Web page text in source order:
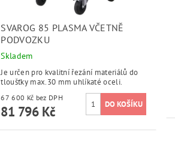
SVAROG 85 PLASMA VČETNĚ
PODVOZKU
Skladem
Je určen pro kvalitní řezání materiálů do
tloušťky max.30 mm uhlíkaté oceli.
67 600 Kč bez DPH
81 796 Kč